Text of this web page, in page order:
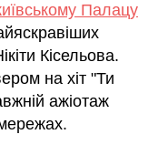
Палацу
Кісельова.
на хіт "Ти
ажіотаж